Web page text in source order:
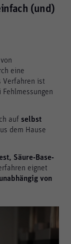
(und)
eine
Verfahren ist
auf selbst
dem Hause
Säure-Base-
eignet
von